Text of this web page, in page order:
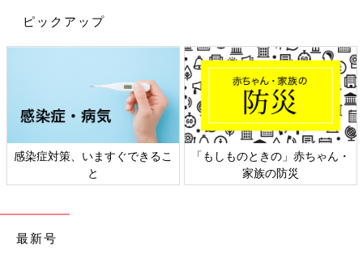
ピックアップ
のときの」赤ちゃん・
日本外来小児科学会リーフレッ
六星占
最新号